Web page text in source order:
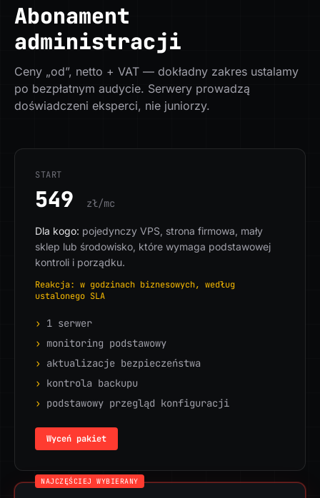
Abonament
administracji
Ceny „od”, netto + VAT — dokładny zakres ustalamy
po bezpłatnym audycie. Serwery prowadzą
doświadczeni eksperci, nie juniorzy.
START
549 zł/mc
Dla kogo: pojedynczy VPS, strona firmowa, mały
sklep lub środowisko, które wymaga podstawowej
kontroli i porządku.
Reakcja: w godzinach biznesowych, według
ustalonego SLA
› 1 serwer
› monitoring podstawowy
› aktualizacje bezpieczeństwa
› kontrola backupu
› podstawowy przegląd konfiguracji
Wyceń pakiet
NAJCZĘŚCIEJ WYBIERANY